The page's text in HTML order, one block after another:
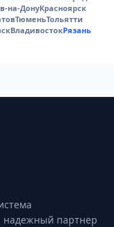
на-ДонуКрасноярск
ТюменьТольятти
ВладивостокРязань
надежный партнер